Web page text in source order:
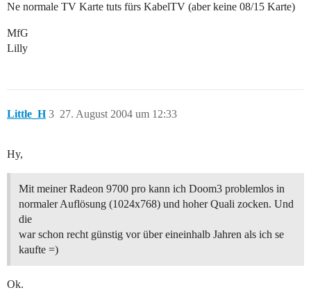
Ne normale TV Karte tuts fürs KabelTV (aber keine 08/15 Karte)
MfG
Lilly
Little_H 27. August 2004 um 12:33
3
Hy,
Mit meiner Radeon 9700 pro kann ich Doom3 problemlos in
normaler Auflösung (1024x768) und hoher Quali zocken. Und
die
war schon recht günstig vor über eineinhalb Jahren als ich se
kaufte =)
Ok.